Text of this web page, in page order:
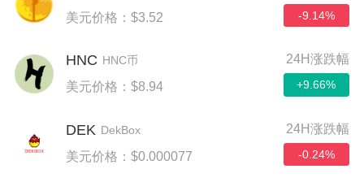
美元价格：$3.52 -9.14%
HNC HNC币
美元价格：$8.94
24H涨跌幅
+9.66%
DEK DekBox
美元价格：$0.000077
24H涨跌幅
-0.24%